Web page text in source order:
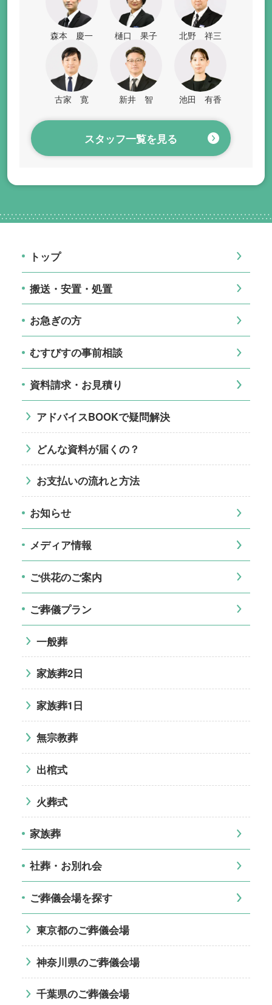
森本 慶一 樋口 果子 北野 祥三
古家 寛 新井 智 池田 有香
スタッフ一覧を見る
トップ
搬送・安置・処置
お急ぎの方
むすびすの事前相談
資料請求・お見積り
アドバイスBOOKで疑問解決
どんな資料が届くの？
お支払いの流れと方法
お知らせ
メディア情報
ご供花のご案内
ご葬儀プラン
一般葬
家族葬2日
家族葬1日
無宗教葬
出棺式
火葬式
家族葬
社葬・お別れ会
ご葬儀会場を探す
東京都のご葬儀会場
神奈川県のご葬儀会場
千葉県のご葬儀会場